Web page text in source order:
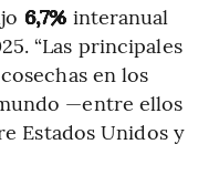
6,7% interanual
“Las principales
en los
—entre ellos
Estados Unidos y